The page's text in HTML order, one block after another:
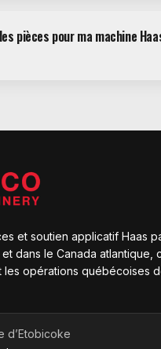
pièces pour ma machine
et soutien applicatif Haas
dans le Canada atlantique,
opérations québécoises
d’Etobicoke